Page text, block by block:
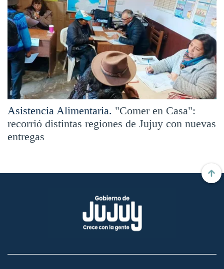
Asistencia Alimentaria. "Comer en Casa":
recorrió distintas regiones de Jujuy con nuevas
entregas